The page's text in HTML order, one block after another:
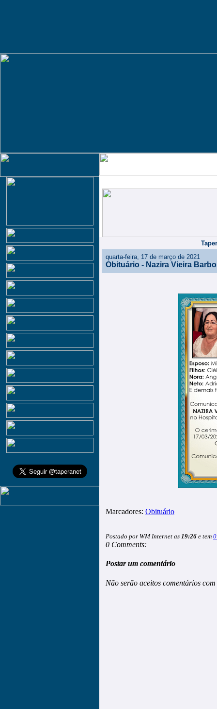
quarta-feira, 17 de março de 2021
Obituário - Nazira Vieira
Marcadores: Obituário
Postado por WM Internet as 19:26 e tem
0 Comments:
Postar um comentário
Não serão aceitos comentários